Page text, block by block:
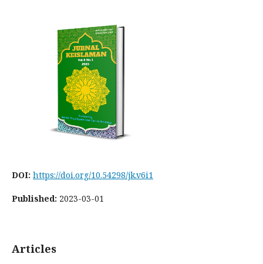
DOI: https://doi.org/10.54298/jk.v6i1
Published: 2023-03-01
Articles